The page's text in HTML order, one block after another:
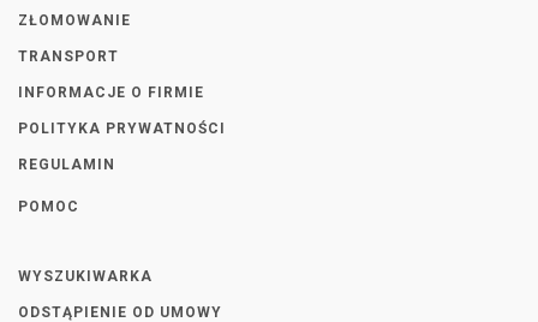
ZŁOMOWANIE
TRANSPORT
INFORMACJE O FIRMIE
POLITYKA PRYWATNOŚCI
REGULAMIN
POMOC
WYSZUKIWARKA
ODSTĄPIENIE OD UMOWY